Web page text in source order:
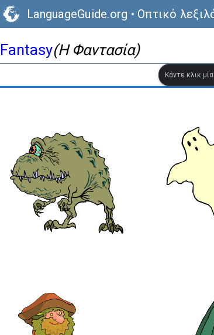
LanguageGuide.org • Οπτικό
Fantasy(Η Φαντασία)
Κάντε κλικ